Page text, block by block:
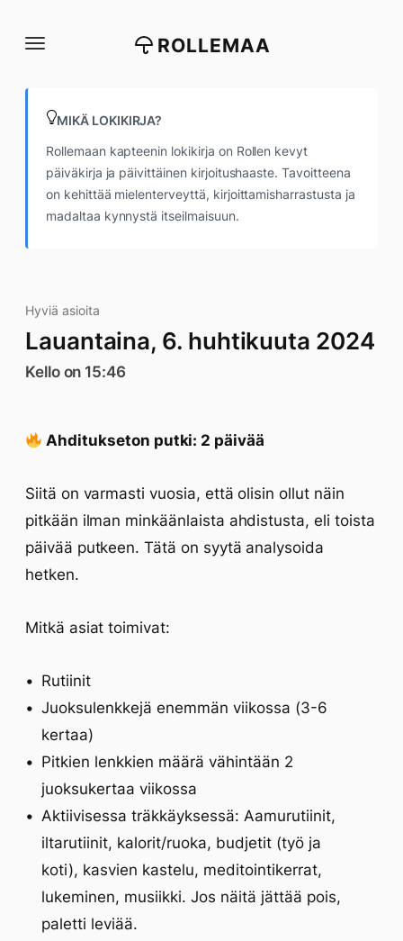
suoraan
ROLLEMAA
MIKÄ LOKIKIRJA?
Rollemaan kapteenin lokikirja on Rollen kevyt
päiväkirja ja päivittäinen kirjoitushaaste. Tavoitteena
on kehittää mielenterveyttä, kirjoittamisharrastusta ja
madaltaa kynnystä itseilmaisuun.
Hyviä asioita
Lauantaina, 6. huhtikuuta 2024
Kello on 15:46
Ahditukseton putki: 2 päivää
Siitä on varmasti vuosia, että olisin ollut näin
pitkään ilman minkäänlaista ahdistusta, eli toista
päivää putkeen. Tätä on syytä analysoida
hetken.
Mitkä asiat toimivat:
Rutiinit
Juoksulenkkejä enemmän viikossa (3-6
kertaa)
Pitkien lenkkien määrä vähintään 2
juoksukertaa viikossa
Aktiivisessa träkkäyksessä: Aamurutiinit,
iltarutiinit, kalorit/ruoka, budjetit (työ ja
koti), kasvien kastelu, meditointikerrat,
lukeminen, musiikki. Jos näitä jättää pois,
paletti leviää.